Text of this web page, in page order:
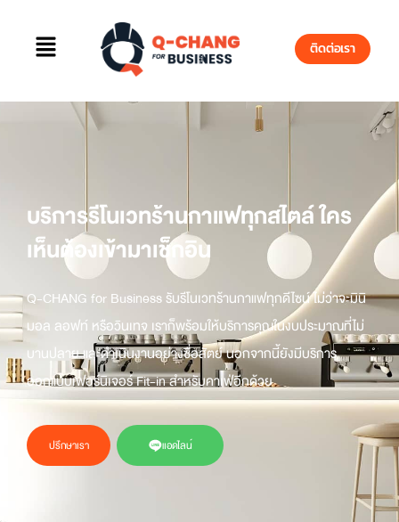
ติดต่อเรา
บริการรีโนเวทร้านกาแฟทุกสไตล์ ใคร
เห็นต้องเข้ามาเช็กอิน
Q-CHANG for Businessรับรีโนเวทร้านกาแฟทุกดีไซน์ ไม่ว่าจะมินิ
มอล ลอฟท์ หรือวินเทจ เราก็พร้อมให้บริการคุณในงบประมาณที่ไม่
บานปลาย และดำเนินงานอย่างซื่อสัตย์ นอกจากนี้ยังมีบริการ
ออกแบบเฟอร์นิเจอร์ Fit-in สำหรับคาเฟ่อีกด้วย
ปรึกษาเรา แอดไลน์